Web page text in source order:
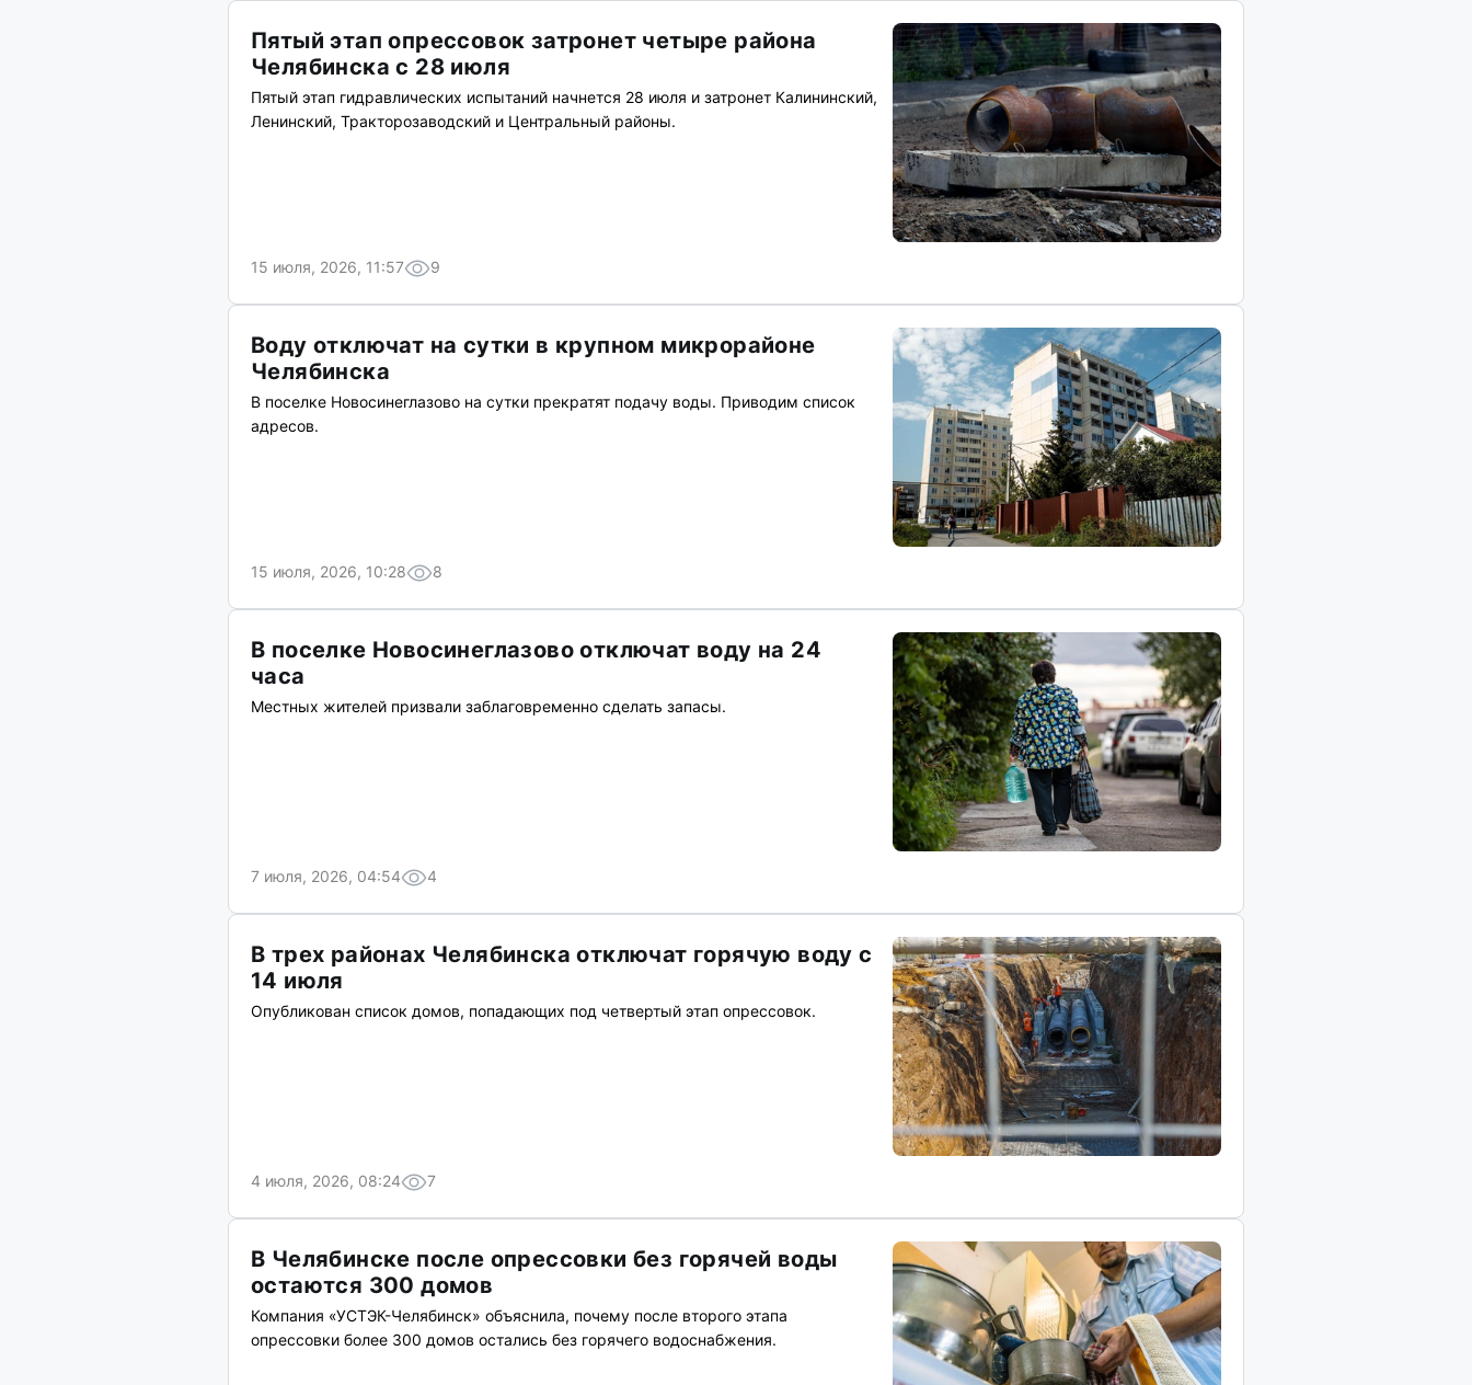
Пятый этап опрессовок затронет четыре района
Челябинска с 28 июля
Пятый этап гидравлических испытаний начнется 28 июля и затронет Калининский,
Ленинский, Тракторозаводский и Центральный районы.
15 июля, 2026, 11:57 9
Воду отключат на сутки в крупном микрорайоне
Челябинска
В поселке Новосинеглазово на сутки прекратят подачу воды. Приводим список
адресов.
15 июля, 2026, 10:28 8
В поселке Новосинеглазово отключат воду на 24
часа
Местных жителей призвали заблаговременно сделать запасы.
7 июля, 2026, 04:54 4
В трех районах Челябинска отключат горячую воду с
14 июля
Опубликован список домов, попадающих под четвертый этап опрессовок.
4 июля, 2026, 08:24 7
В Челябинске после опрессовки без горячей воды
остаются 300 домов
Компания «УСТЭК-Челябинск» объяснила, почему после второго этапа
опрессовки более 300 домов остались без горячего водоснабжения.